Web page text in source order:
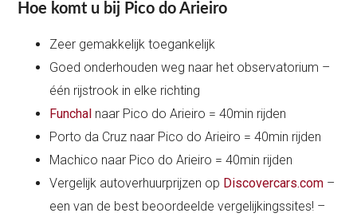
Hoe komt u bij Pico do Arieiro
Zeer gemakkelijk toegankelijk
Goed onderhouden weg naar het observatorium –
één rijstrook in elke richting
Funchal naar Pico do Arieiro = 40min rijden
Porto da Cruz naar Pico do Arieiro = 40min rijden
Machico naar Pico do Arieiro = 40min rijden
Vergelijk autoverhuurprijzen op Discovercars.com –
een van de best beoordeelde vergelijkingssites! –